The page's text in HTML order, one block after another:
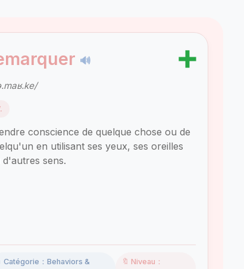
🔊 ➕
conscience de quelque chose ou de
en utilisant ses yeux, ses oreilles
d'autres sens.
Catégorie：Behaviors &
🔖 Niveau：